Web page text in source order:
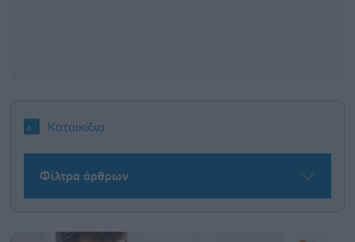
Κατοικίδια
Φίλτρα άρθρων